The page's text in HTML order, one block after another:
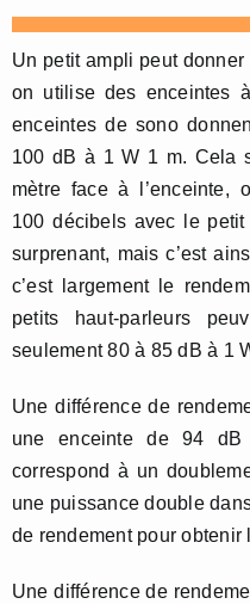
Un petit ampli peut
on utilise des enceintes
enceintes de sono
100 dB à 1 W 1 m. Cela
mètre face à l’enceinte,
100 décibels avec le
surprenant, mais c’est
c’est largement le
petits haut-parleurs
seulement 80 à 85 dB à 1
Une différence de
une enceinte de 94
correspond à un
une puissance double
de rendement pour obtenir
Une différence de